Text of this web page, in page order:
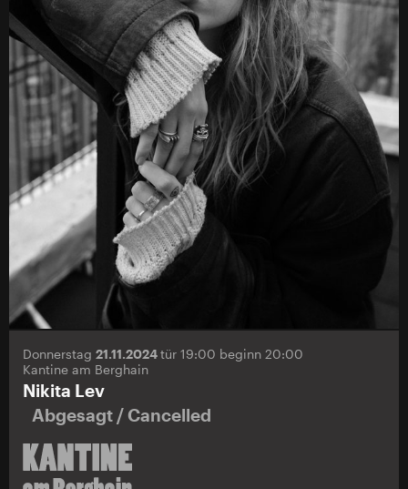
Donnerstag 21.11.2024tür 19:00 beginn 20:00
Kantine am Berghain
Nikita Lev
Abgesagt / Cancelled